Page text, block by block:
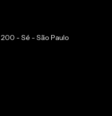
- Sé - São Paulo